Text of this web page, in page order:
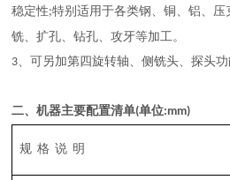
稳定性;特别适用于各类钢、铜、铝、压
铣、扩孔、钻孔、攻牙等加工。
3、
可另加第四旋转轴、侧铣头、探头功
二、机器主要配置清单(单位:mm)
规 格 说 明